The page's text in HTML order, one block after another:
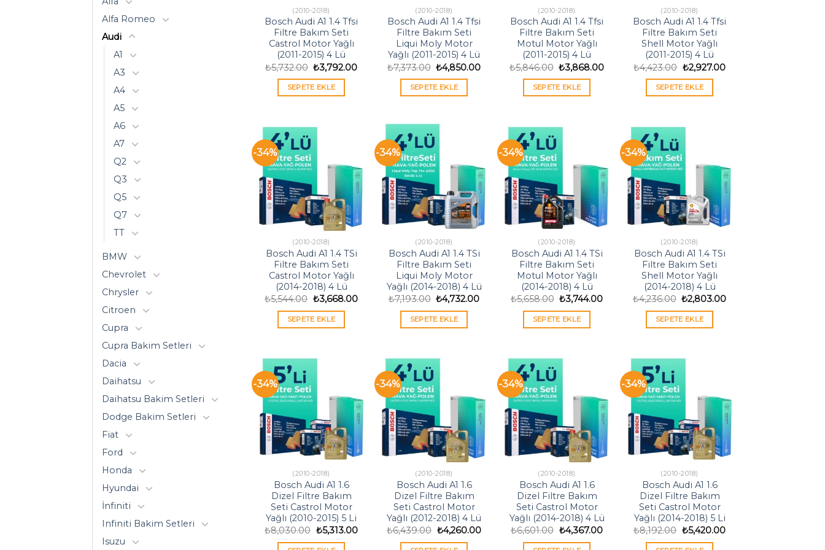
Alfa Romeo
Audi
A1
A3
A4
A5
A6
A7
Q2
Q3
Q5
Q7
TT
BMW
Chevrolet
Chrysler
Citroen
Cupra
Cupra Bakim Setleri
Dacia
Daihatsu
Daihatsu Bakim Setleri
Dodge Bakim Setleri
Fiat
Ford
Honda
Hyundai
İnfiniti
Infiniti Bakim Setleri
Isuzu
(2010-2018)
Bosch Audi A1 1.4 Tfsi
Filtre Bakım Seti
Castrol Motor Yağlı
(2011-2015) 4 Lü
₺5,732.00 Orijinal
fiyat:
₺5,732.00.
₺3,792.00Şu
₺3,792.00.
SEPETE EKLE
(2010-2018)
Bosch Audi A1 1.4 Tfsi
Filtre Bakım Seti
Liqui Moly Motor
Yağlı (2011-2015) 4 Lü
₺7,373.00 Orijinal
fiyat:
₺7,373.00.
₺4,850.00Şu
₺4,850.00.
SEPETE EKLE
(2010-2018)
Bosch Audi A1 1.4 Tfsi
Filtre Bakım Seti
Motul Motor Yağlı
(2011-2015) 4 Lü
₺5,846.00 Orijinal
fiyat:
₺5,846.00.
₺3,868.00Şu
₺3,868.00.
SEPETE EKLE
(2010-2018)
Bosch Audi A1 1.4 Tfsi
Filtre Bakım Seti
Shell Motor Yağlı
(2011-2015) 4 Lü
₺4,423.00 Orijinal
fiyat:
₺4,423.00.
₺2,927.00Şu
SEPETE EKLE
-34%
(2010-2018)
Bosch Audi A1 1.4 TSi
Filtre Bakım Seti
Castrol Motor Yağlı
(2014-2018) 4 Lü
₺5,544.00 Orijinal
fiyat:
₺5,544.00.
₺3,668.00Şu
SEPETE EKLE
-34%
(2010-2018)
Bosch Audi A1 1.4 TSi
Filtre Bakım Seti
Liqui Moly Motor
Yağlı (2014-2018) 4 Lü
₺7,193.00 Orijinal
fiyat:
₺7,193.00.
₺4,732.00Şu
SEPETE EKLE
-34%
(2010-2018)
Bosch Audi A1 1.4 TSi
Filtre Bakım Seti
Motul Motor Yağlı
(2014-2018) 4 Lü
₺5,658.00 Orijinal
fiyat:
₺5,658.00.
₺3,744.00Şu
SEPETE EKLE
-34%
(2010-2018)
Bosch Audi A1 1.4 TSi
Filtre Bakım Seti
Shell Motor Yağlı
(2014-2018) 4 Lü
₺4,236.00 Orijinal
fiyat:
₺4,236.00.
₺2,803.00Şu
SEPETE EKLE
-34%
(2010-2018)
Bosch Audi A1 1.6
Dizel Filtre Bakım
Seti Castrol Motor
Yağlı (2010-2015) 5 Li
₺8,030.00 Orijinal
fiyat:
₺8,030.00.
₺5,313.00Şu
-34%
(2010-2018)
Bosch Audi A1 1.6
Dizel Filtre Bakım
Seti Castrol Motor
Yağlı (2012-2018) 4 Lü
₺6,439.00 Orijinal
fiyat:
₺6,439.00.
₺4,260.00Şu
-34%
(2010-2018)
Bosch Audi A1 1.6
Dizel Filtre Bakım
Seti Castrol Motor
Yağlı (2014-2018) 4 Lü
₺6,601.00 Orijinal
fiyat:
₺6,601.00.
₺4,367.00Şu
-34%
(2010-2018)
Bosch Audi A1 1.6
Dizel Filtre Bakım
Seti Castrol Motor
Yağlı (2014-2018) 5 Li
₺8,192.00 Orijinal
fiyat:
₺8,192.00.
₺5,420.00Şu